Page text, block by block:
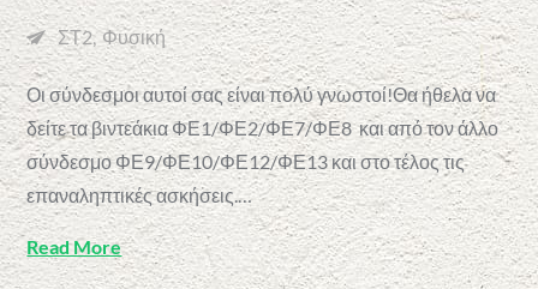
ΣΤ2 Φυσική
Οι σύνδεσμοι αυτοί σας είναι πολύ γνωστοί!Θα ήθελα να
δείτε τα βιντεάκια ΦΕ1/ΦΕ2/ΦΕ7/ΦΕ8 και από τον άλλο
σύνδεσμο ΦΕ9/ΦΕ10/ΦΕ12/ΦΕ13 και στο τέλος τις
επαναληπτικές ασκήσεις.…
Read More